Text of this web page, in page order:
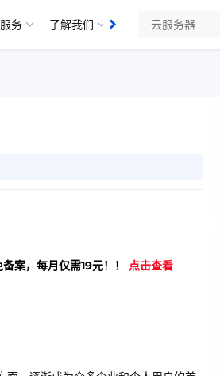
务 了解我们
知识库
案，每月仅需19元！！ 点击查看